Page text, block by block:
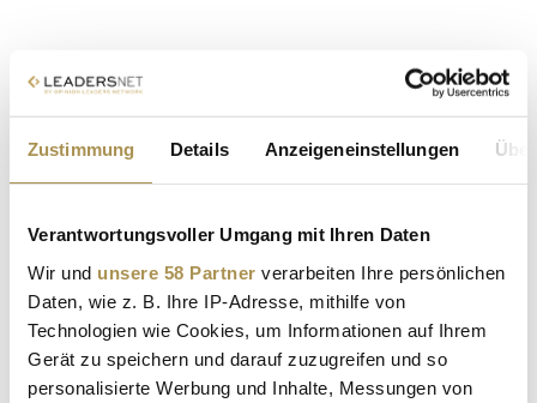
Zustimmung Details Anzeigeneinstellungen
Verantwortungsvoller Umgang mit Ihren Daten
Wir und unsere 58 Partner verarbeiten Ihre persönlichen
Daten, wie z. B. Ihre IP-Adresse, mithilfe von
Technologien wie Cookies, um Informationen auf Ihrem
Gerät zu speichern und darauf zuzugreifen und so
personalisierte Werbung und Inhalte, Messungen von